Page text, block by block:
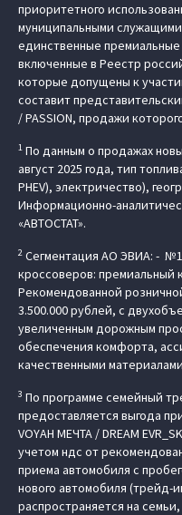
приоритетного
муниципальными
единственные
включенные в Реестр
которые допущены к
составит
/ PASSION, продажи
1 По данным о продажах
август 2025 года, тип
PHEV), электричество),
Информационно-
«АВТОСТАТ».
2 Сегментация АО ЭВИА: -
кроссоверов: премиальный
Рекомендованной
3.500.000 рублей, с
увеличенным дорожным
обеспечения комфорта,
качественными
3 По программе семейный
предоставляется выгода
VOYAH МЕЧТА / DREAM
учетом ндс от
приема автомобиля с
нового автомобиля (трейд-
распространяется на